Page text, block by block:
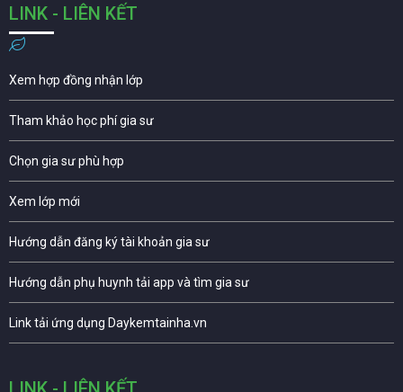
LINK - LIÊN KẾT
Xem hợp đồng nhận lớp
Tham khảo học phí gia sư
Chọn gia sư phù hợp
Xem lớp mới
Hướng dẫn đăng ký tài khoản gia sư
Hướng dẫn phụ huynh tải app và tìm gia sư
Link tải ứng dụng Daykemtainha.vn